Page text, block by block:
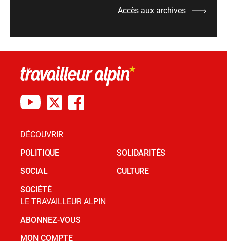
Accès aux archives
DÉCOUVRIR
POLITIQUE
SOCIAL
SOCIÉTÉ
SOLIDARITÉS
CULTURE
LE TRAVAILLEUR ALPIN
ABONNEZ-VOUS
MON COMPTE